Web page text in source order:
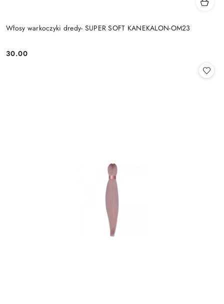
Włosy warkoczyki dredy- SUPER SOFT KANEKALON-OM23
Cena:
30.00